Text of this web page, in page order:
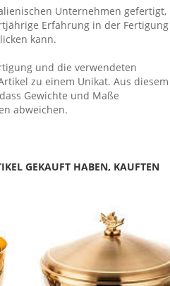
Unternehmen gefertigt,
Erfahrung in der Fertigung
kann.
und die verwendeten
zu einem Unikat. Aus diesem
Gewichte und Maße
abweichen.
GEKAUFT HABEN, KAUFTEN